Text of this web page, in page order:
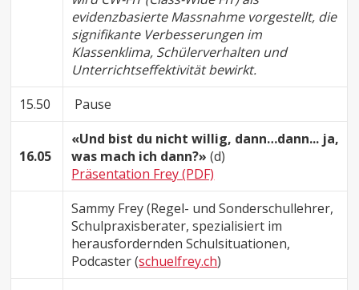
evidenzbasierte Massnahme vorgestellt, die
signifikante Verbesserungen im
Klassenklima, Schülerverhalten und
Unterrichtseffektivität bewirkt.
15.50
Pause
16.05
«Und bist du nicht willig, dann…dann... ja,
was mach ich dann?»(d)
Präsentation Frey (PDF)
Sammy Frey (Regel- und Sonderschullehrer,
Schulpraxisberater, spezialisiert im
herausfordernden Schulsituationen,
Podcaster (schuelfrey.ch)